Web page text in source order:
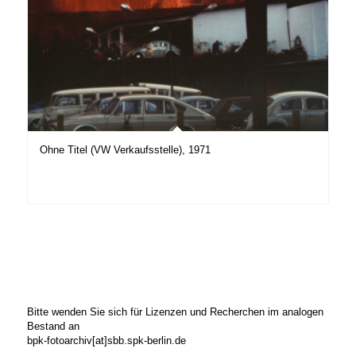
Ohne Titel (VW Verkaufsstelle), 1971
Bitte wenden Sie sich für Lizenzen und Recherchen im analogen
Bestand an
bpk-fotoarchiv[at]sbb.spk-berlin.de